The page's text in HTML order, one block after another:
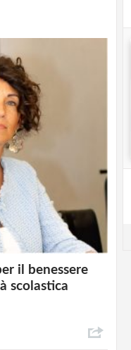
il benessere
scolastica